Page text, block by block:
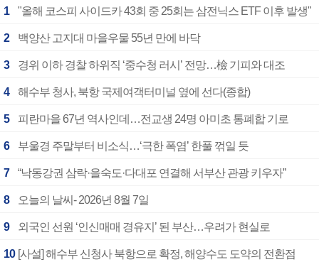
1 "올해 코스피 사이드카 43회 중 25회는 삼전닉스 ETF 이후 발생"
2 백양산 고지대 마을우물 55년 만에 바닥
3 경위 이하 경찰 하위직 ‘중수청 러시’ 전망…檢 기피와 대조
4 해수부 청사, 북항 국제여객터미널 옆에 선다(종합)
5 피란마을 67년 역사인데…전교생 24명 아미초 통폐합 기로
6 부울경 주말부터 비소식…‘극한 폭염’ 한풀 꺾일 듯
7 “낙동강권 삼락·을숙도·다대포 연결해 서부산 관광 키우자”
8 오늘의 날씨- 2026년 8월 7일
9 외국인 선원 ‘인신매매 경유지’ 된 부산…우려가 현실로
10 [사설] 해수부 신청사 북항으로 확정, 해양수도 도약의 전환점